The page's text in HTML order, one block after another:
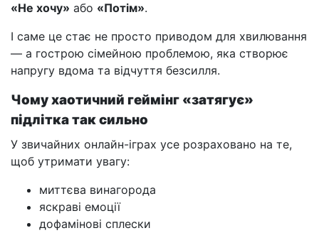
«Не хочу» або «Потім».
І саме це стає не просто приводом для хвилювання
— а гострою сімейною проблемою, яка створює
напругу вдома та відчуття безсилля.
Чому хаотичний геймінг «затягує»
підлітка так сильно
У звичайних онлайн-іграх усе розраховано на те,
щоб утримати увагу:
миттєва винагорода
яскраві емоції
дофамінові сплески